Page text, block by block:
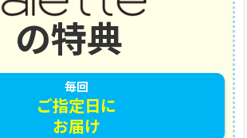
の特典
毎回
ご指定日に
お届け